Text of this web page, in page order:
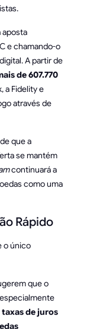
aposta
e chamando-o
A partir de
de 607.770
a Fidelity e
através de
que a
se mantém
continuará a
como uma
Rápido
o único
que o
taxas de juros